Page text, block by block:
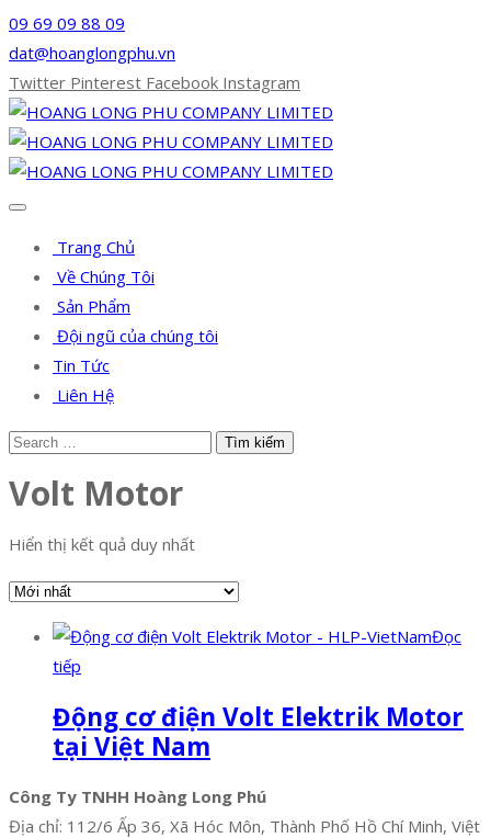
09 69 09 88 09
dat@hoanglongphu.vn
Twitter Pinterest Facebook Instagram
Trang Chủ
Về Chúng Tôi
Sản Phẩm
Đội ngũ của chúng tôi
Tin Tức
Liên Hệ
Volt Motor
Hiển thị kết quả duy nhất
Đọc
tiếp
Động cơ điện Volt Elektrik Motor
tại Việt Nam
Công Ty TNHH Hoàng Long Phú
Địa chỉ: 112/6 Ấp 36, Xã Hóc Môn, Thành Phố Hồ Chí Minh, Việt